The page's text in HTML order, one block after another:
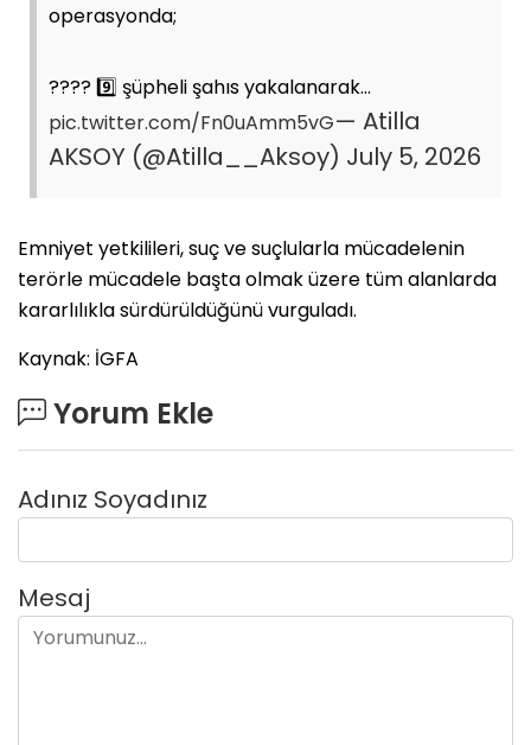
operasyonda;
???? 9️⃣ şüpheli şahıs yakalanarak…
pic.twitter.com/Fn0uAmm5vG— Atilla
AKSOY (@Atilla__Aksoy) July 5, 2026
Emniyet yetkilileri, suç ve suçlularla mücadelenin
terörle mücadele başta olmak üzere tüm alanlarda
kararlılıkla sürdürüldüğünü vurguladı.
Kaynak: İGFA
Yorum Ekle
Adınız Soyadınız
Mesaj